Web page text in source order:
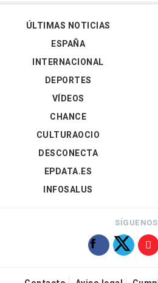
ÚLTIMAS NOTICIAS
ESPAÑA
INTERNACIONAL
DEPORTES
VÍDEOS
CHANCE
CULTURAOCIO
DESCONECTA
EPDATA.ES
INFOSALUS
SÍGUENOS